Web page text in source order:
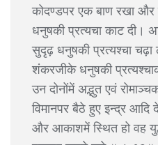
कोदण्डपर एक बाण रखा और
धनुषकी प्रत्यचा काट दी।
सुदृढ़ धनुषकी प्रत्यश्चा चढ़ा
शंकरजीके धनुषकी
उन दोनोंमें अद्भुत एवं
विमानपर बैठे हुए इन्द्र
और आकाशमें स्थित हो वह